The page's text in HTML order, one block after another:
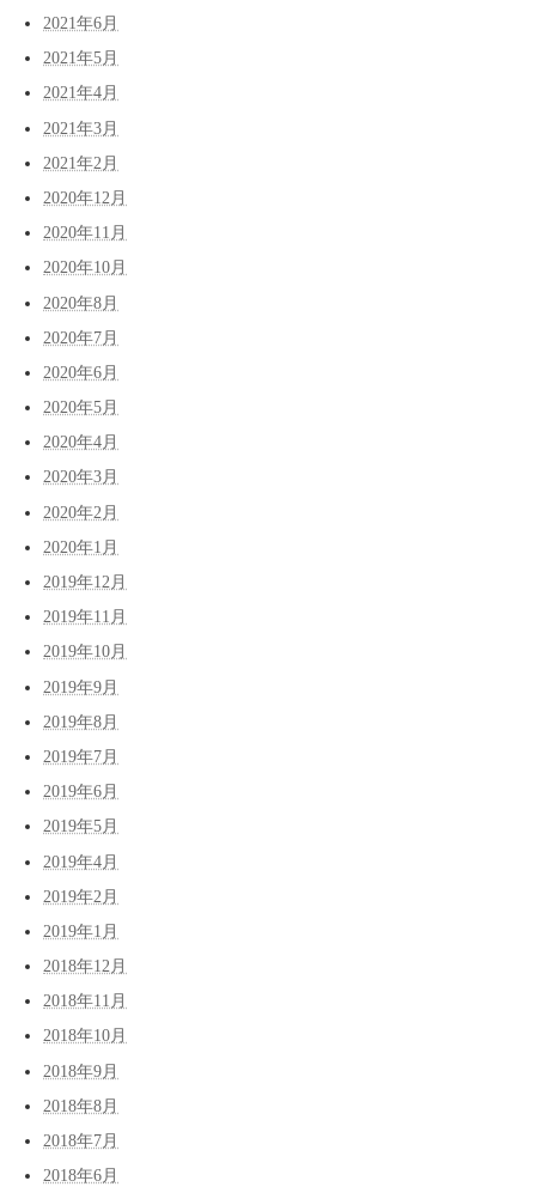
2021年6月
2021年5月
2021年4月
2021年3月
2021年2月
2020年12月
2020年11月
2020年10月
2020年8月
2020年7月
2020年6月
2020年5月
2020年4月
2020年3月
2020年2月
2020年1月
2019年12月
2019年11月
2019年10月
2019年9月
2019年8月
2019年7月
2019年6月
2019年5月
2019年4月
2019年2月
2019年1月
2018年12月
2018年11月
2018年10月
2018年9月
2018年8月
2018年7月
2018年6月